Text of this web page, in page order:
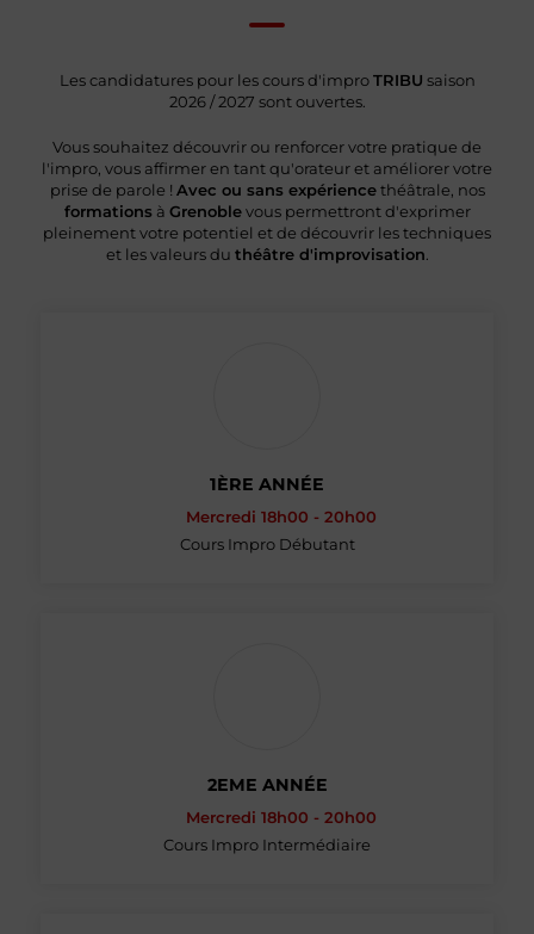
Les candidatures pour les cours d'improTRIBU saison
2026 / 2027 sont ouvertes.
Vous souhaitez découvrir ou renforcer votre pratique de
l'impro, vous affirmer en tant qu'orateur et améliorer votre
prise de parole ! Avec ou sans expériencethéâtrale, nos
formations à Grenoblevous permettront d'exprimer
pleinement votre potentiel et de découvrir les techniques
et les valeurs du théâtre d'improvisation
1ÈRE ANNÉE
Mercredi 18h00 - 20h00
Cours Impro Débutant
2EME ANNÉE
Mercredi 18h00 - 20h00
Cours Impro Intermédiaire